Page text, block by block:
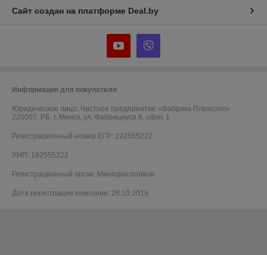
Сайт создан на платформе Deal.by
Информация для покупателя
Юридическое лицо: Частное предприятие «Фабрика Плексолл»
220007, РБ, г. Минск, ул. Фабрициуса 8, офис 1
Регистрационный номер ЕГР: 192555222
УНП: 192555222
Регистрационный орган: Мингорисполком
Дата регистрации компании: 26.10.2015